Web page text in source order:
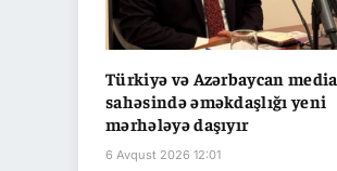
Türkiyə və Azərbaycan media
sahəsində əməkdaşlığı yeni
mərhələyə daşıyır
6 Avqust 2026 12:01